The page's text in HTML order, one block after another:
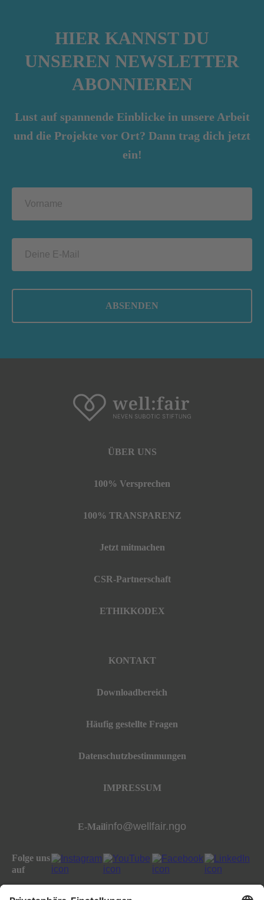
HIER KANNST DU
UNSEREN NEWSLETTER
ABONNIEREN
Lust auf spannende Einblicke in unsere Arbeit
und die Projekte vor Ort? Dann trag dich jetzt
ein!
ÜBER UNS
100% Versprechen
100% TRANSPARENZ
Jetzt mitmachen
CSR-Partnerschaft
ETHIKKODEX
KONTAKT
Downloadbereich
Häufig gestellte Fragen
Datenschutzbestimmungen
IMPRESSUM
E-Mailinfo@wellfair.ngo
Folge uns
auf